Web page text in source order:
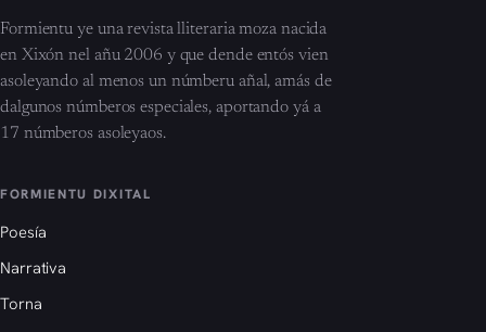
Formientu ye una revista lliteraria moza nacida
en Xixón nel añu 2006 y que dende entós vien
asoleyando al menos un númberu añal, amás de
dalgunos númberos especiales, aportando yá a
17 númberos asoleyaos.
FORMIENTU DIXITAL
Poesía
Narrativa
Torna